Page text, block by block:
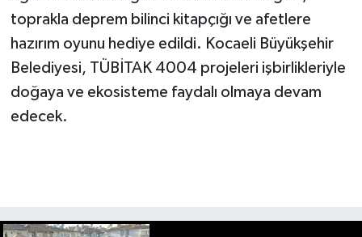
toprakla deprem bilinci kitapçığı ve afetlere
hazırım oyunu hediye edildi. Kocaeli Büyükşehir
Belediyesi, TÜBİTAK 4004 projeleri işbirlikleriyle
doğaya ve ekosisteme faydalı olmaya devam
edecek.